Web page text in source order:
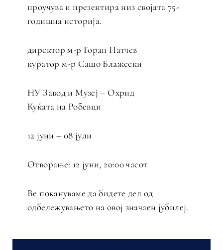
проучува и презентира низ својата 75-
годишна историја.
директор м-р Горан Патчев
куратор м-р Сашо Блажески
НУ Завод и Музеј – Охрид
Куќата на Робевци
12 јуни – 08 јули
Отворање: 12 јуни, 20:00 часот
Ве покануваме да бидете дел од
одбележувањето на овој значаен јубилеј.